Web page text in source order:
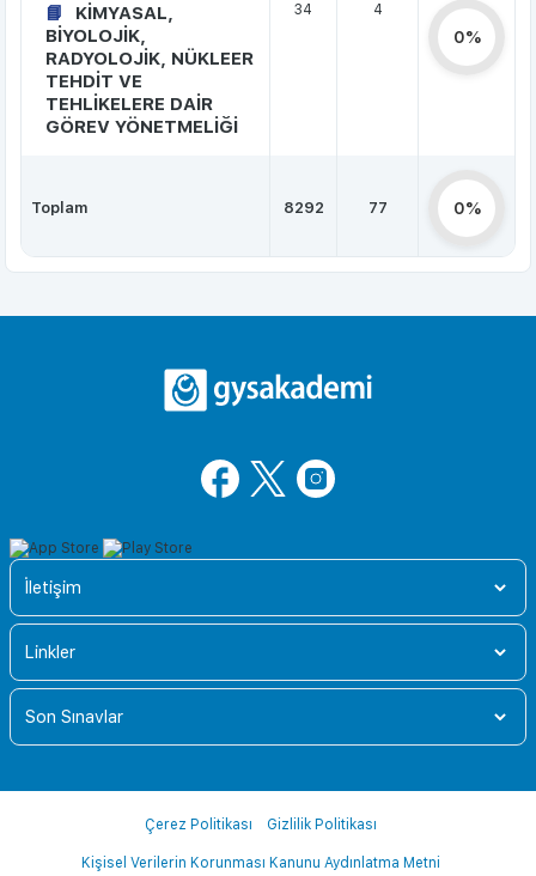
KİMYASAL,
BİYOLOJİK,
RADYOLOJİK, NÜKLEER
TEHDİT VE
TEHLİKELERE DAİR
GÖREV YÖNETMELİĞİ
34 4
0%
Toplam 8292 77 0%
İletişim
Linkler
Son Sınavlar
Çerez Politikası Gizlilik Politikası
Kişisel Verilerin Korunması Kanunu Aydınlatma Metni